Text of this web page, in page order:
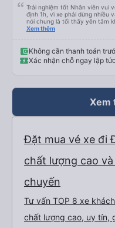
Trải nghiệm tốt Nhân viên vui
định 1h, vì xe phải dừng nhiều
nói chung là tối thấy yên tâm
hộ và giới thiệu cho người thân
Xem thêm
Không cần thanh toán
Xác nhận chỗ ngay lập tức
Xem
Đặt mua vé xe đi
chất lượng cao
chuyến
Tư vấn TOP 8 xe
chất lượng cao, uy tín,